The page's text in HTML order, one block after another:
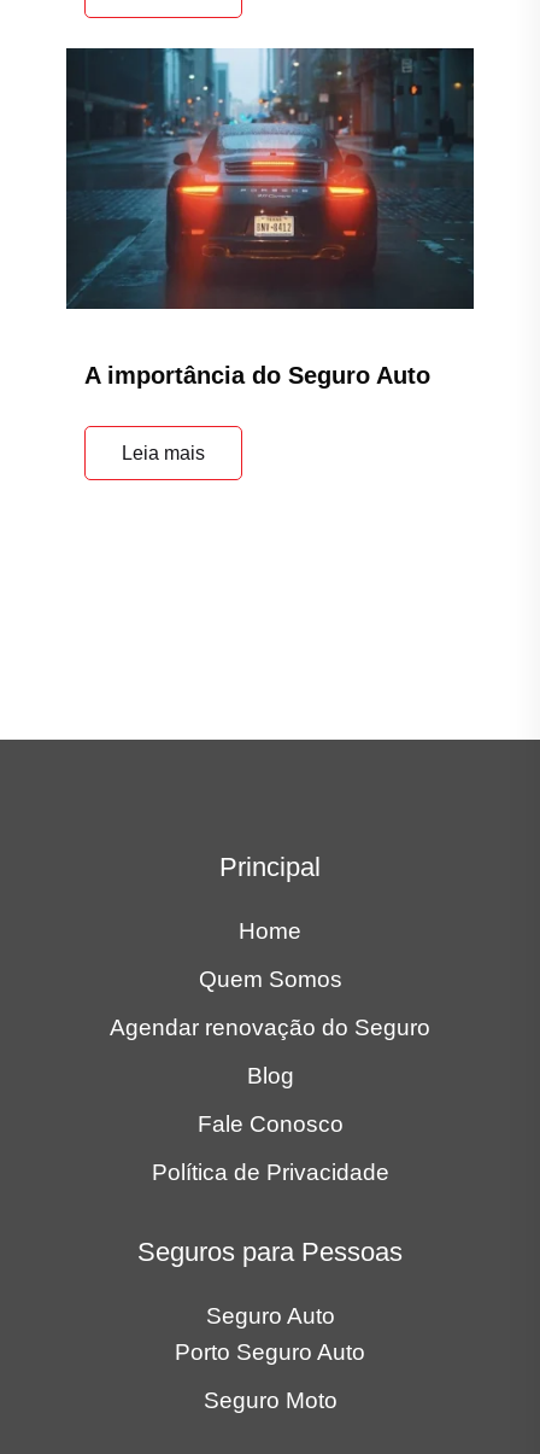
A importância do Seguro Auto
Leia mais
Principal
Home
Quem Somos
Agendar renovação do Seguro
Blog
Fale Conosco
Política de Privacidade
Seguros para Pessoas
Seguro Auto
Porto Seguro Auto
Seguro Moto